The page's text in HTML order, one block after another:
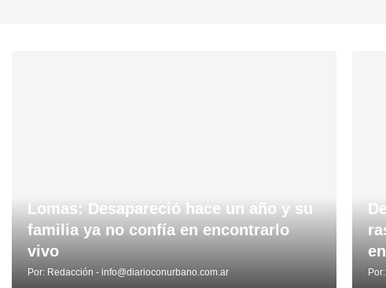
Lomas: Desapareció hace un año y su
familia ya no confía en encontrarlo
vivo
Por: Redacción - info@diarioconurbano.com.ar Por: